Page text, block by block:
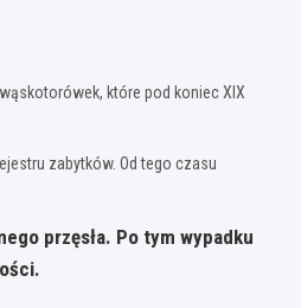
które pod koniec XIX
zabytków. Od tego czasu
przęsła. Po tym wypadku